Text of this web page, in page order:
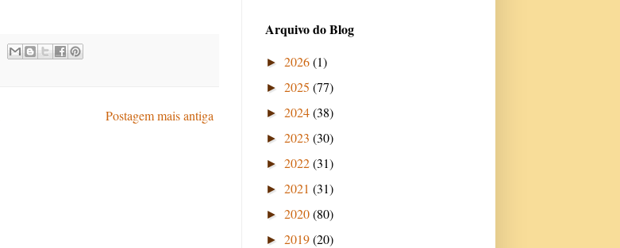
Postagem mais antiga
Arquivo do Blog
► 2026(1)
► 2025 (77)
► 2024(38)
► 2023 (30)
► 2022(31)
► 2021 (31)
► 2020(80)
► 2019(20)